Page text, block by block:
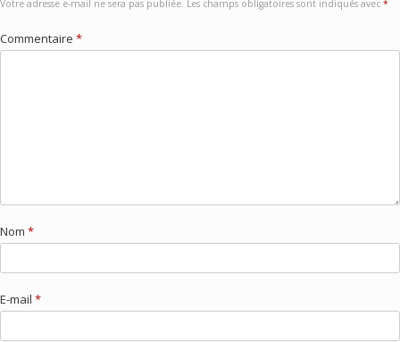
Votre adresse e-mail ne sera pas publiée. Les champs obligatoires sont indiqués avec *
Commentaire *
Nom *
E-mail *